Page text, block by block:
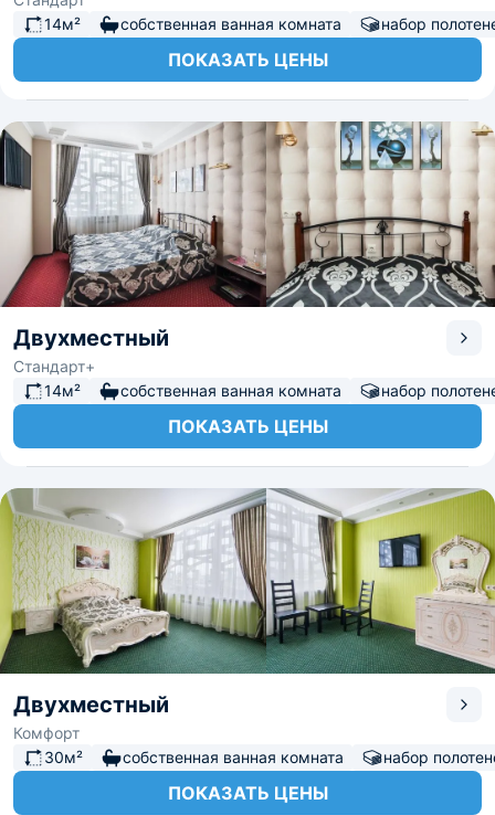
14м²
собственная ванная комната набор
ПОКАЗАТЬ ЦЕНЫ
Двухместный
Стандарт+
14м²
собственная ванная комната набор
ПОКАЗАТЬ ЦЕНЫ
Двухместный
Комфорт
30м²
собственная ванная комната набор
ПОКАЗАТЬ ЦЕНЫ